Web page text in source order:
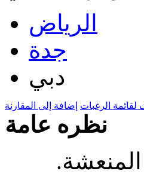
الرياض
جدة
دبي
لقائمة الرغبات إضافة إلى المقارنة
نظره عامة